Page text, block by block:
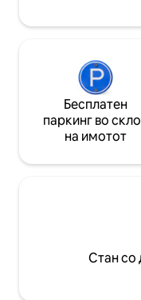
Бесплатен
паркинг во
на имотот
Стан со